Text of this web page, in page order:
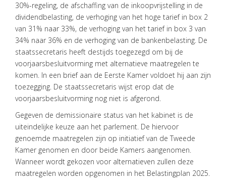
30%-regeling, de afschaffing van de inkoopvrijstelling in de
dividendbelasting, de verhoging van het hoge tarief in box 2
van 31% naar 33%, de verhoging van het tarief in box 3 van
34% naar 36% en de verhoging van de bankenbelasting. De
staatssecretaris heeft destijds toegezegd om bij de
voorjaarsbesluitvorming met alternatieve maatregelen te
komen. In een brief aan de Eerste Kamer voldoet hij aan zijn
toezegging. De staatssecretaris wijst erop dat de
voorjaarsbesluitvorming nog niet is afgerond.
Gegeven de demissionaire status van het kabinet is de
uiteindelijke keuze aan het parlement. De hiervoor
genoemde maatregelen zijn op initiatief van de Tweede
Kamer genomen en door beide Kamers aangenomen.
Wanneer wordt gekozen voor alternatieven zullen deze
maatregelen worden opgenomen in het Belastingplan 2025.